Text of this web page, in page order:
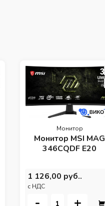
Монитор
Монитор MSI MAG
346CQDF E20
1 126,00 руб..
c НДС